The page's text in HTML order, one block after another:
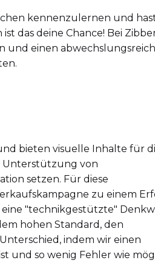
kennenzulernen und
das deine Chance! Bei
und einen
bieten visuelle Inhalte für
Unterstützung von
setzen. Für diese
zu einem
"technikgestützte"
hohen Standard, den
indem wir einen
und so wenig Fehler wie